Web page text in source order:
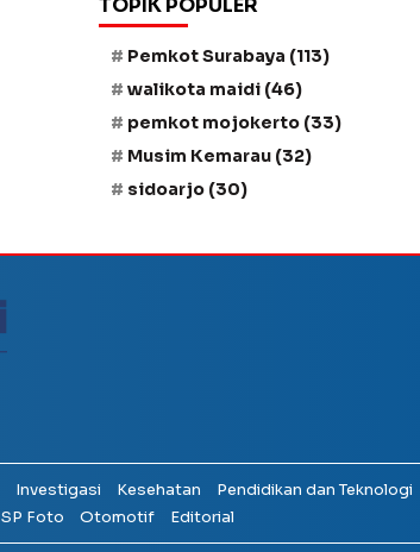
TOPIK POPULER
Pemkot Surabaya (113)
walikota maidi (46)
pemkot mojokerto (33)
Musim Kemarau (32)
sidoarjo (30)
Investigasi Kesehatan
Pendidikan dan Teknologi
SP Foto Otomotif Editorial